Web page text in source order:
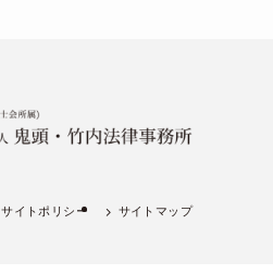
サイトポリシー サイトマップ